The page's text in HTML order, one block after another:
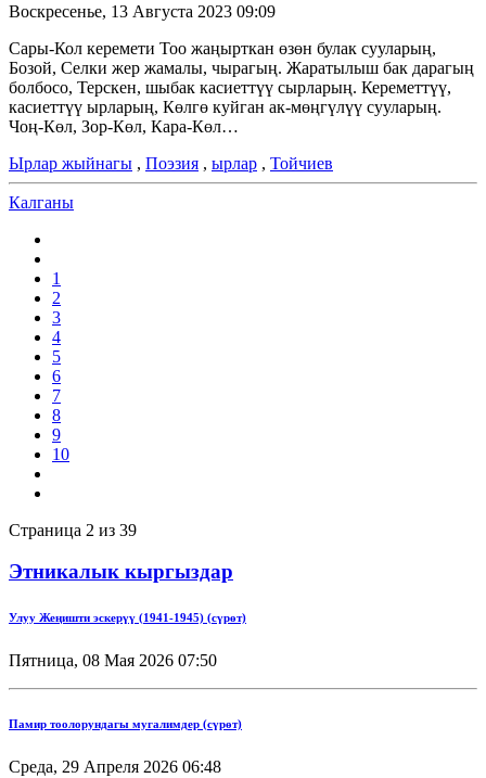
Воскресенье, 13 Августа 2023 09:09
Сары-Кол керемети Тоо жаңырткан өзөн булак сууларың,
Бозой, Селки жер жамалы, чырагың. Жаратылыш бак дарагың
болбосо, Терскен, шыбак касиеттүү сырларың. Кереметтүү,
касиеттүү ырларың, Көлгө куйган ак-мөңгүлүү сууларың.
Чоң-Көл, Зор-Көл, Кара-Көл…
Ырлар жыйнагы , Поэзия , ырлар , Тойчиев
Калганы
1
2
3
4
5
6
7
8
9
10
Страница 2 из 39
Этникалык кыргыздар
Улуу Жеңишти эскерүү (1941-1945) (сүрөт)
Пятница, 08 Мая 2026 07:50
Памир тоолорундагы мугалимдер (сүрөт)
Среда, 29 Апреля 2026 06:48